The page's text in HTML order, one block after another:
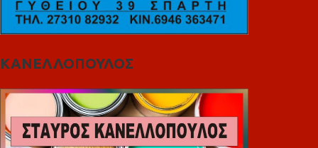
ΚΑΝΕΛΛΟΠΟΥΛΟΣ